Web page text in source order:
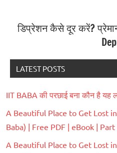
डिप्रेशन कैसे दूर करें?
LATEST POSTS
IIT BABA की परछाई बना कौन है
A Beautiful Place to Get Lost
Baba) | Free PDF | eBook |
A Beautiful Place to Get Lost